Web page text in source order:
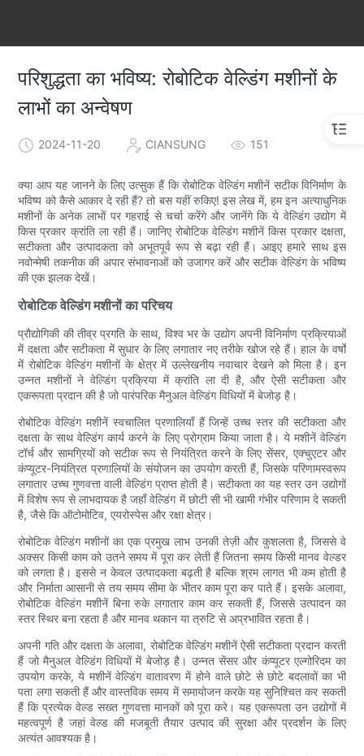
परिशुद्धता का भविष्य: रोबोटिक वेल्डिंग मशीनों के
लाभों का अन्वेषण
2024-11-20 CIANSUNG 151
क्या आप यह जानने के लिए उत्सुक हैं कि रोबोटिक वेल्डिंग मशीनें सटीक विनिर्माण के
भविष्य को कैसे आकार दे रही हैं? तो बस यहीं रुकिए! इस लेख में, हम इन अत्याधुनिक
मशीनों के अनेक लाभों पर गहराई से चर्चा करेंगे और जानेंगे कि ये वेल्डिंग उद्योग में
किस प्रकार क्रांति ला रही हैं। जानिए रोबोटिक वेल्डिंग मशीनें किस प्रकार दक्षता,
सटीकता और उत्पादकता को अभूतपूर्व रूप से बढ़ा रही हैं। आइए हमारे साथ इस
नवोन्मेषी तकनीक की अपार संभावनाओं को उजागर करें और सटीक वेल्डिंग के भविष्य
की एक झलक देखें।
रोबोटिक वेल्डिंग मशीनों का परिचय
प्रौद्योगिकी की तीव्र प्रगति के साथ, विश्व भर के उद्योग अपनी विनिर्माण प्रक्रियाओं
में दक्षता और सटीकता में सुधार के लिए लगातार नए तरीके खोज रहे हैं। हाल के वर्षों
में रोबोटिक वेल्डिंग मशीनों के क्षेत्र में उल्लेखनीय नवाचार देखने को मिला है। इन
उन्नत मशीनों ने वेल्डिंग प्रक्रिया में क्रांति ला दी है, और ऐसी सटीकता और
एकरूपता प्रदान की है जो पारंपरिक मैनुअल वेल्डिंग विधियों में बेजोड़ है।
रोबोटिक वेल्डिंग मशीनें स्वचालित प्रणालियाँ हैं जिन्हें उच्च स्तर की सटीकता और
दक्षता के साथ वेल्डिंग कार्य करने के लिए प्रोग्राम किया जाता है। ये मशीनें वेल्डिंग
टॉर्च और सामग्रियों को सटीक रूप से नियंत्रित करने के लिए सेंसर, एक्चुएटर और
कंप्यूटर-नियंत्रित प्रणालियों के संयोजन का उपयोग करती हैं, जिसके परिणामस्वरूप
लगातार उच्च गुणवत्ता वाली वेल्डिंग प्राप्त होती है। सटीकता का यह स्तर उन उद्योगों
में विशेष रूप से लाभदायक है जहाँ वेल्डिंग में छोटी सी भी खामी गंभीर परिणाम दे सकती
है, जैसे कि ऑटोमोटिव, एयरोस्पेस और रक्षा क्षेत्र।
रोबोटिक वेल्डिंग मशीनों का एक प्रमुख लाभ उनकी तेज़ी और कुशलता है, जिससे वे
अक्सर किसी काम को उतने समय में पूरा कर लेती हैं जितना समय किसी मानव वेल्डर
को लगता है। इससे न केवल उत्पादकता बढ़ती है बल्कि श्रम लागत भी कम होती है
और निर्माता आसानी से तय समय सीमा के भीतर काम पूरा कर पाते हैं। इसके अलावा,
रोबोटिक वेल्डिंग मशीनें बिना रुके लगातार काम कर सकती हैं, जिससे उत्पादन का
स्तर स्थिर बना रहता है और मानव थकान या त्रुटि से अप्रभावित रहता है।
अपनी गति और दक्षता के अलावा, रोबोटिक वेल्डिंग मशीनें ऐसी सटीकता प्रदान करती
हैं जो मैनुअल वेल्डिंग विधियों में बेजोड़ है। उन्नत सेंसर और कंप्यूटर एल्गोरिदम का
उपयोग करके, ये मशीनें वेल्डिंग वातावरण में होने वाले छोटे से छोटे बदलावों का भी
पता लगा सकती हैं और वास्तविक समय में समायोजन करके यह सुनिश्चित कर सकती
हैं कि प्रत्येक वेल्ड सख्त गुणवत्ता मानकों को पूरा करे। यह एकरूपता उन उद्योगों में
महत्वपूर्ण है जहां वेल्ड की मजबूती तैयार उत्पाद की सुरक्षा और प्रदर्शन के लिए
अत्यंत आवश्यक है।